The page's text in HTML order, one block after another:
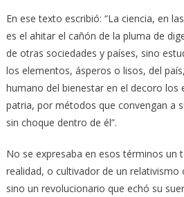
En ese texto escribió: “La ciencia, en
es el ahitar el cañón de la pluma de
de otras sociedades y países, sino
los elementos, ásperos o lisos, del
humano del bienestar en el decoro los
patria, por métodos que convengan a
sin choque dentro de él”.
No se expresaba en esos términos un
realidad, o cultivador de un relativismo
sino un revolucionario que echó su